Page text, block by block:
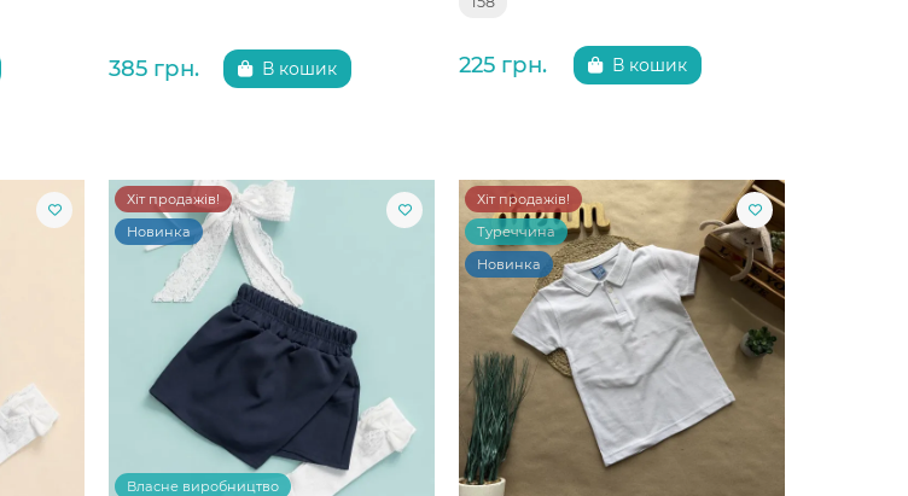
385 грн. В кошик 225 грн. В кошик
Хіт продажів!
Новинка
Власне виробництво
Хіт продажів!
Туреччина
Новинка